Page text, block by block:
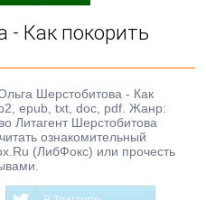
- Как покорить
Шерстобитова - Как
epub, txt, doc, pdf. Жанр:
Литагент Шерстобитова
ознакомительный
(ЛибФокс) или прочесть